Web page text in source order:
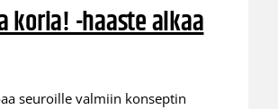
koria! -haaste alkaa
seuroille valmiin konseptin